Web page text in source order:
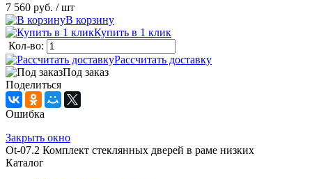
7 560 руб. / шт
В корзину
Купить в 1 клик
Кол-во:
Рассчитать доставку
Под заказ
Поделиться
Ошибка
Закрыть окно
Ot-07.2 Комплект стеклянных дверей в раме низких
Каталог